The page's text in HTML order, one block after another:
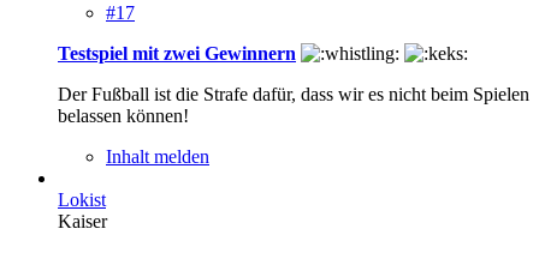
#17
Testspiel mit zwei Gewinnern
Der Fußball ist die Strafe dafür, dass wir es nicht beim Spielen
belassen können!
Inhalt melden
Lokist
Kaiser